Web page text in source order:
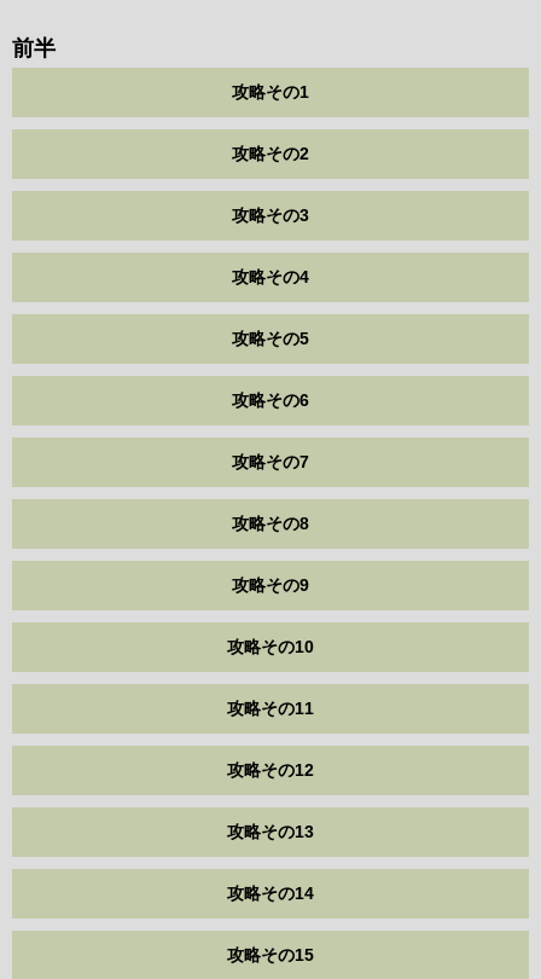
前半
攻略その1
攻略その2
攻略その3
攻略その4
攻略その5
攻略その6
攻略その7
攻略その8
攻略その9
攻略その10
攻略その11
攻略その12
攻略その13
攻略その14
攻略その15